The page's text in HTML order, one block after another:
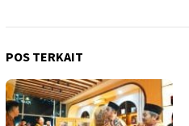
POS TERKAIT